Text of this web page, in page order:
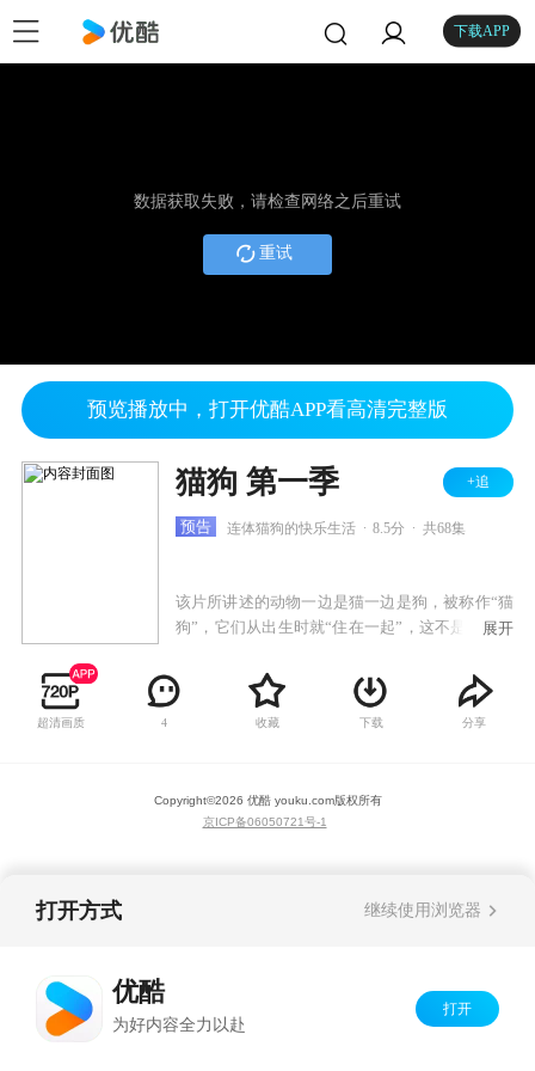
下载APP
数据获取失败，请检查网络之后重试
重试
预览播放中，打开优酷APP看高清完整版
猫狗 第一季 +追
预告 连体猫狗的快乐生活 8.5分 共68集
该片所讲述的动物一边是猫一边是狗，被称作“猫
狗”，它们从出生时就“住在一起”，这不是件容易
欢摇滚乐而猫不喜欢；狗生来喜欢追垃圾车，而
猫却不是。它们的个性如此鲜明，然而却又是最
好的朋友。它们团结友爱、互相支持——当然，
展开
超清画质 4 收藏 下载 分享
Copyright©2026 优酷 youku.com版权所有
京ICP备06050721号-1
打开方式 继续使用浏览器
优酷
为好内容全力以赴
打开